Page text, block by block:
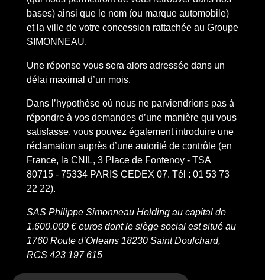
bases) ainsi que le nom (ou marque automobile)
et la ville de votre concession rattachée au Groupe
SIMONNEAU.
Une réponse vous sera alors adressée dans un
délai maximal d’un mois.
Dans l’hypothèse où nous ne parviendrions pas à
répondre à vos demandes d’une manière qui vous
satisfasse, vous pouvez également introduire une
réclamation auprès d’une autorité de contrôle (en
France, la CNIL, 3 Place de Fontenoy - TSA
80715 - 75334 PARIS CEDEX 07. Tél : 01 53 73
22 22).
SAS Philippe Simonneau Holding au capital de
1.600.000 € euros dont le siège social est situé au
1760 Route d’Orleans 18230 Saint Doulchard,
RCS 423 197 615